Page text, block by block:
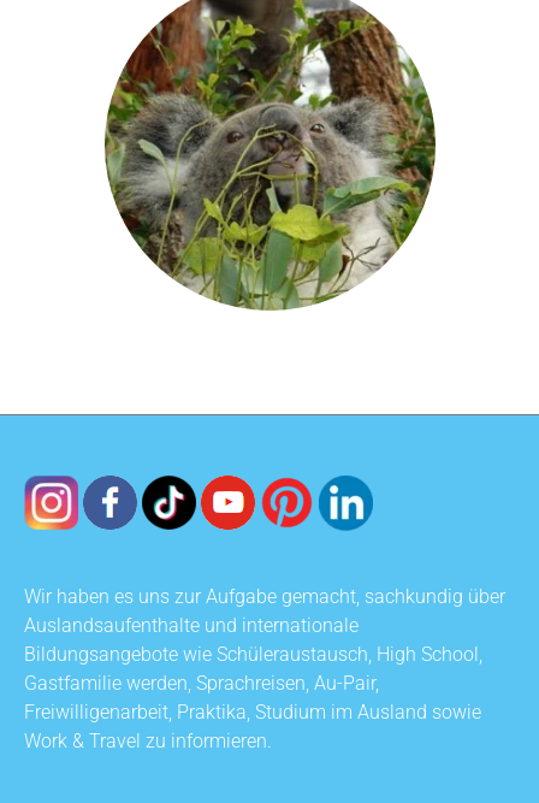
Wir haben es uns zur Aufgabe gemacht, sachkundig über
Auslandsaufenthalte und internationale
Bildungsangebote wie Schüleraustausch, High School,
Gastfamilie werden, Sprachreisen, Au-Pair,
Freiwilligenarbeit, Praktika, Studium im Ausland sowie
Work & Travel zu informieren.